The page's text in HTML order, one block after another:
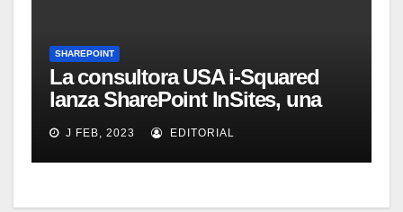
SHAREPOINT
La consultora USA i-Squared
lanza SharePoint InSites, una
herramienta para que los
usuarios de una organización
aprendan a sacar el mayor
J FEB, 2023 EDITORIAL